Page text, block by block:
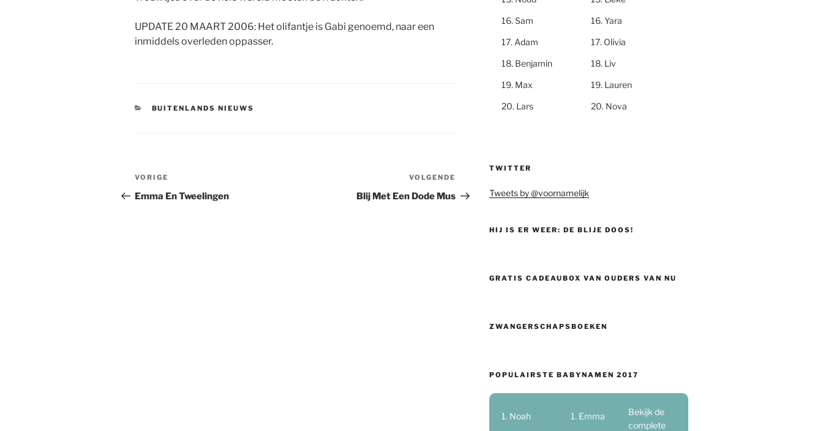
UPDATE 20 MAART 2006: Het olifantje is Gabi genoemd, naar een
inmiddels overleden oppasser.
CATEGORIEËN
BUITENLANDS NIEUWS
Berichtnavigatie
Vorig
bericht
VORIGE
Emma En Tweelingen
bericht
VOLGENDE
Blij Met Een Dode Mus
Sam
Adam
Benjamin
Max
Lars
Yara
Olivia
Liv
Lauren
Nova
TWITTER
Tweets by @voornamelijk
HIJ IS ER WEER: DE BLIJE DOOS!
GRATIS CADEAUBOX VAN OUDERS VAN NU
ZWANGERSCHAPSBOEKEN
POPULAIRSTE BABYNAMEN 2017
Noah Emma
Bekijk de
complete